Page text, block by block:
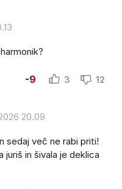
-9 3 12
20.09
sedaj več ne rabi priti!
juriš in šivala je deklica